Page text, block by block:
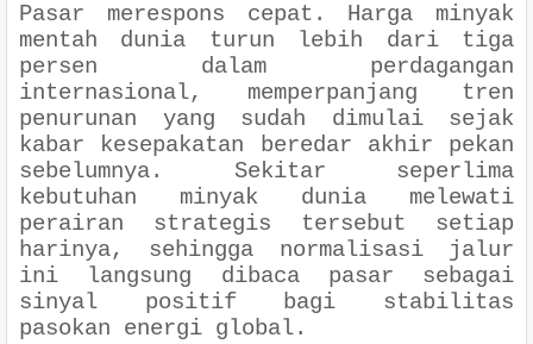
Pasar merespons cepat. Harga minyak
mentah dunia turun lebih dari tiga
persen dalam perdagangan
internasional, memperpanjang tren
penurunan yang sudah dimulai sejak
kabar kesepakatan beredar akhir pekan
sebelumnya. Sekitar seperlima
kebutuhan minyak dunia melewati
perairan strategis tersebut setiap
harinya, sehingga normalisasi jalur
ini langsung dibaca pasar sebagai
sinyal positif bagi stabilitas
pasokan energi global.